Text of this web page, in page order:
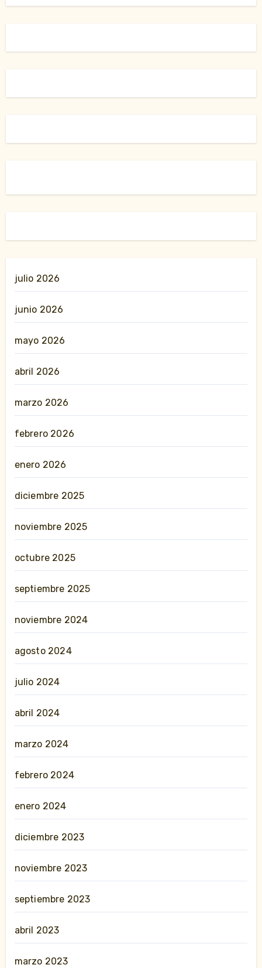
julio 2026
junio 2026
mayo 2026
abril 2026
marzo 2026
febrero 2026
enero 2026
diciembre 2025
noviembre 2025
octubre 2025
septiembre 2025
noviembre 2024
agosto 2024
julio 2024
abril 2024
marzo 2024
febrero 2024
enero 2024
diciembre 2023
noviembre 2023
septiembre 2023
abril 2023
marzo 2023